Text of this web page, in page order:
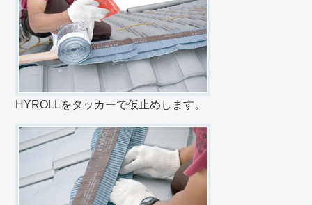
HYROLLをタッカーで仮止めします。